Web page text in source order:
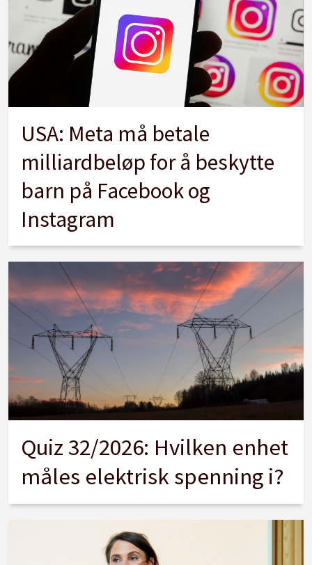
USA: Meta må betale
milliardbeløp for å beskytte
barn på Facebook og
Instagram
Quiz 32/2026: Hvilken enhet
måles elektrisk spenning i?